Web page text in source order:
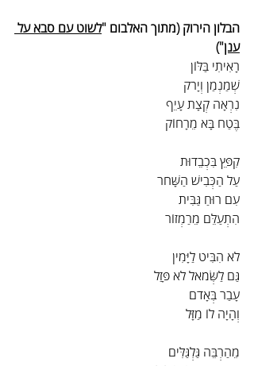
הבלון הירוק (מתוך האלבום "לשוט עם סבא על
ענן")
רָאִיתִי בַּלּוֹן
שְׁמַנְמַן וְיָרֹק
נִרְאָה קְצָת עָיֵף
בֶּטַח בָּא מֵרָחוֹק
קִפֵּץ בִּכְבֵדוּת
עַל הַכְּבִישׁ הַשָּׁחֹר
עִם רוּחַ גַּבִּית
הִתְעַלֵּם מֵרַמְזוֹר
לֹא הִבִּיט לַיָּמִין
גַּם לַשְּׂמֹאל לֹא פָּזַל
עָבַר בְּאָדֹם
וְהָיָה לוֹ מַזָּל
מֵהַרְבֵּה גַּלְגַּלִּים